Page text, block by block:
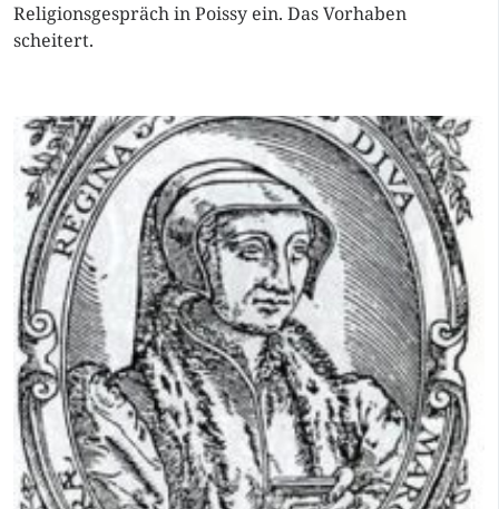
Religionsgespräch in Poissy ein. Das Vorhaben
scheitert.